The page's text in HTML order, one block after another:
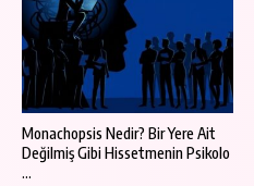
Monachopsis Nedir? Bir Yere Ait
Değilmiş Gibi Hissetmenin Psikolo
...